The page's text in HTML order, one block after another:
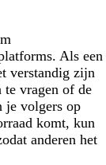
Als een
verstandig zijn
te vragen of de
je volgers op
komt, kun
anderen het